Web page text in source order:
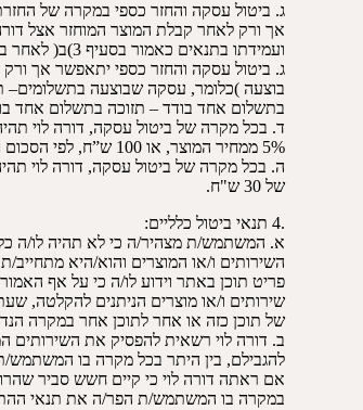
ג. ביטול עסקה והחזר כספי במקרה של
אך ורק לאחר קבלת המוצר המוחזר אצל
ועמידתו בתנאים כאמור בסעיף 3)ב( לאחר בדיקתה של דורה לוי.
ג. ביטול עסקה והחזר כספי יתאפשר אך
בוצעה )כלומר, עסקה שבוצעה
בתשלום אחד בודד – תזוכה בתשלום אחד
ד. בכל מקרה של ביטול עסקה, דורה לוי
5% ממחיר המוצר, או 100 ש”ח, לפי הסכום הנמוך מבניהם.
ה. בכל מקרה של ביטול עסקה, דורה לוי
של 30 ש"ח.
.4 תנאי ביטול כלליים:
א. המשתמש/ת מצהיר/ה כי לא תהיה לו/ה
השירותים ו/או המוצרים והוא/היא
פריט תוכן באתר וידוע לו/ה כי על אף
שירותים ו/או מוצרים הניתנים להקלטה,
של תוכן כזה או אחר לתוכן אחר במקרה
ב. דורה לוי רשאית להפסיק את השירותים
להגבילם, בין היתר בכל מקרה בו
אם ראתה דורה לוי כי קיים חשש סביר
במקרה בו המשתמש/ת הפר/ה את תנאי